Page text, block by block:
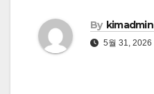
By kimadmin
5월 31, 2026